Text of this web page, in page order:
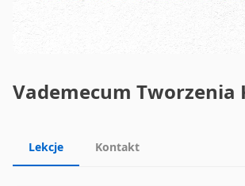
Vademecum Tworzenia
Lekcje Kontakt